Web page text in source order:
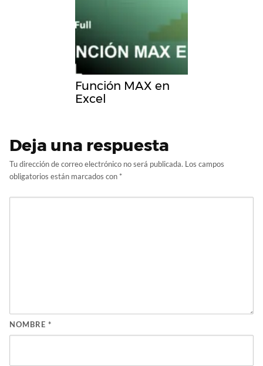
Función MAX en
Excel
Deja una respuesta
Tu dirección de correo electrónico no será publicada. Los campos
obligatorios están marcados con *
NOMBRE *